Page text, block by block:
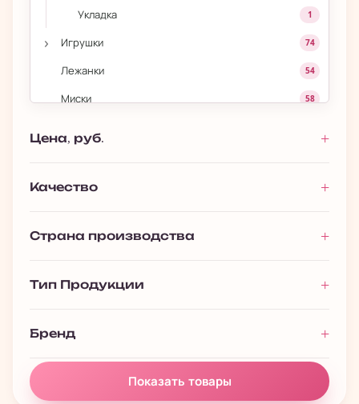
Укладка 1
› Игрушки 74
Лежанки 54
Миски 58
Ошейники для Собак
Переноски для Кошек
Поводки
Цена, руб.
Качество
Страна производства
Тип Продукции
Бренд
Показать товары